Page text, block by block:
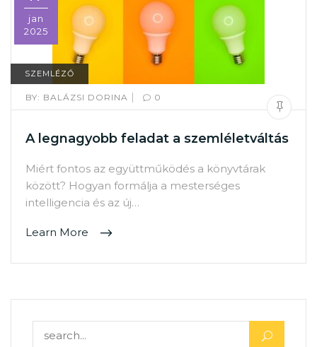
jan
2025
SZEMLÉZŐ
BY: BALÁZSI DORINA | 0
A legnagyobb feladat a szemléletváltás
Miért fontos az együttműködés a könyvtárak
között? Hogyan formálja a mesterséges
intelligencia és az új…
Learn More